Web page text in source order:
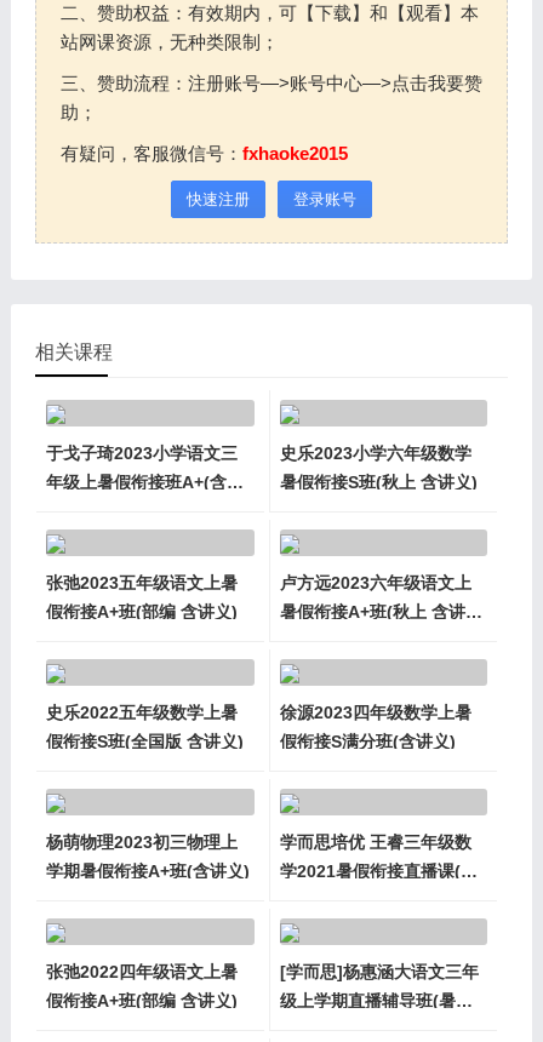
二、赞助权益：有效期内，可【下载】和【观看】本
站网课资源，无种类限制；
三、赞助流程：注册账号—>账号中心—>点击我要赞
助；
有疑问，客服微信号： fxhaoke2015
快速注册 登录账号
相关课程
于戈子琦2023小学语文三
年级上暑假衔接班A+(含讲
史乐2023小学六年级数学
暑假衔接S班(秋上 含讲义)
张弛2023五年级语文上暑
假衔接A+班(部编 含讲义)
卢方远2023六年级语文上
暑假衔接A+班(秋上 含讲
史乐2022五年级数学上暑
假衔接S班(全国版 含讲义)
徐源2023四年级数学上暑
假衔接S满分班(含讲义)
杨萌物理2023初三物理上
学期暑假衔接A+班(含讲义)
学而思培优 王睿三年级数
学2021暑假衔接直播课(勤
张弛2022四年级语文上暑
假衔接A+班(部编 含讲义)
[学而思]杨惠涵大语文三年
级上学期直播辅导班(暑秋